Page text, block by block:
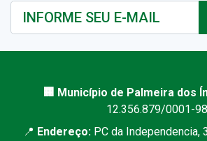
🏢 Município de Palmeira dos
12.356.879/0001-98
📍 Endereço: PC da Independencia,